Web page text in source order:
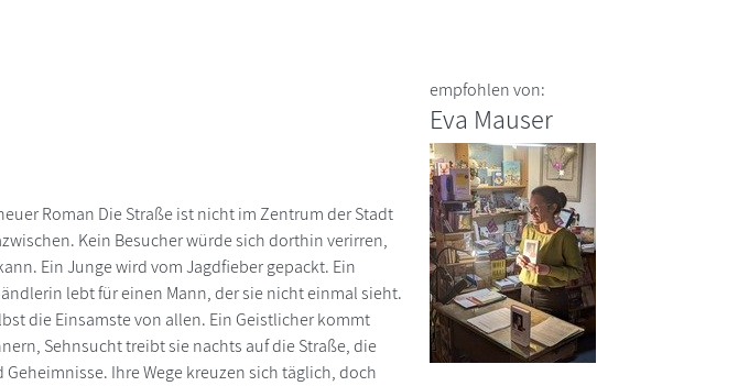
empfohlen von:
Eva Mauser
Roman Die Straße ist nicht im Zentrum der Stadt
Kein Besucher würde sich dorthin verirren,
Ein Junge wird vom Jagdfieber gepackt. Ein
lebt für einen Mann, der sie nicht einmal sieht.
die Einsamste von allen. Ein Geistlicher kommt
Sehnsucht treibt sie nachts auf die Straße, die
Ihre Wege kreuzen sich täglich, doch